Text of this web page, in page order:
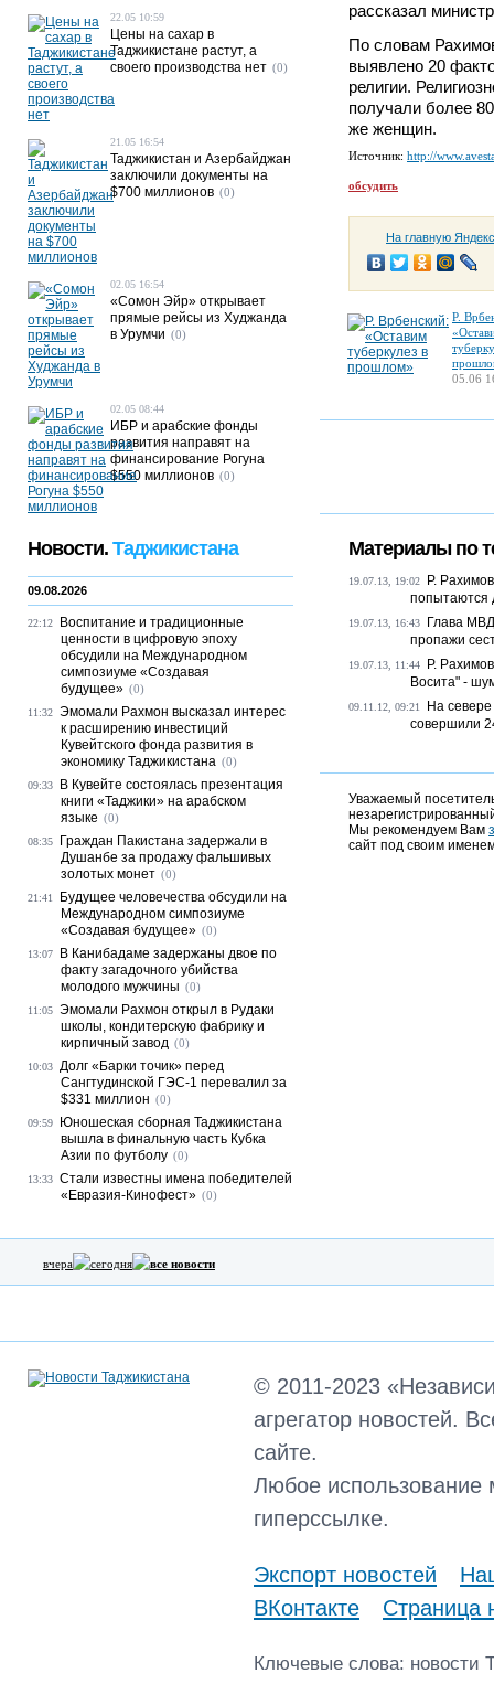
рассказал
По словам
выявлено 20
религии.
получали более
же женщин.
Источник: http://
обсудить
На главную
Р.
05.06
Материалы по
19.07.13, 19:02
Р.
попытаются
19.07.13, 16:43
Глава
пропажи
19.07.13, 11:44
Р.
Восита" -
09.11.12, 09:21
На
совершили
Уважаемый
Мы рекомендуем Вам
сайт под своим
22.05 10:59
Цены на сахар в
Таджикистане растут, а
своего производства нет (0)
21.05 16:54
Таджикистан и Азербайджан
заключили документы на
$700 миллионов (0)
02.05 16:54
«Сомон Эйр» открывает
прямые рейсы из Худжанда
в Урумчи (0)
02.05 08:44
ИБР и арабские фонды
развития направят на
финансирование Рогуна
$550 миллионов (0)
Новости. Таджикистана
09.08.2026
22:12
Воспитание и традиционные
ценности в цифровую эпоху
обсудили на Международном
симпозиуме «Создавая
будущее» (0)
11:32 Эмомали Рахмон высказал интерес
к расширению инвестиций
Кувейтского фонда развития в
экономику Таджикистана (0)
09:33
В Кувейте состоялась презентация
книги «Таджики» на арабском
языке (0)
08:35
Граждан Пакистана задержали в
Душанбе за продажу фальшивых
золотых монет (0)
21:41
Будущее человечества обсудили на
Международном симпозиуме
«Создавая будущее» (0)
13:07
В Канибадаме задержаны двое по
факту загадочного убийства
молодого мужчины (0)
11:05 Эмомали Рахмон открыл в Рудаки
школы, кондитерскую фабрику и
кирпичный завод (0)
10:03 Долг «Барки точик» перед
Сангтудинской ГЭС-1 перевалил за
$331 миллион (0)
09:59
Юношеская сборная Таджикистана
вышла в финальную часть Кубка
Азии по футболу (0)
13:33 Стали известны имена победителей
«Евразия-Кинофест» (0)
вчера сегодня все новости
© 2011-2023
агрегатор новостей.
сайте.
Любое использование
гиперссылке.
Экспорт новостей
ВКонтакте
Страница
Ключевые слова: новости